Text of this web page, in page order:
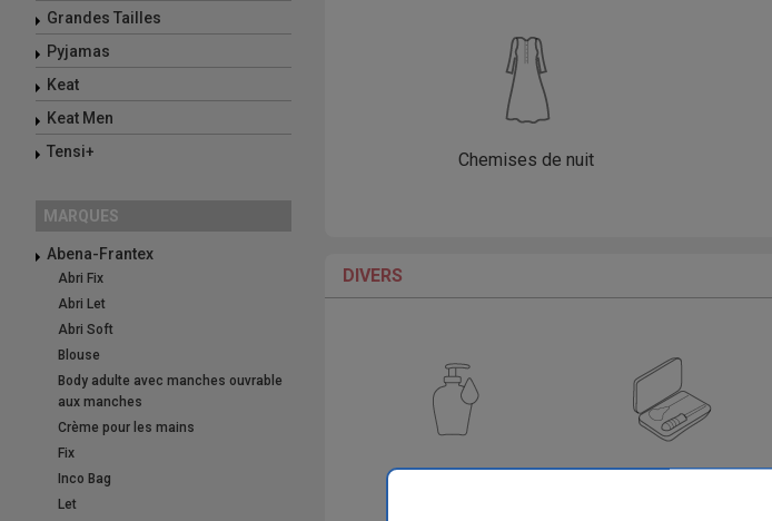
Grandes Tailles
Pyjamas
Keat
Keat Men
Tensi+
MARQUES
Abena-Frantex
Abri Fix
Abri Let
Abri Soft
Blouse
Body adulte avec manches ouvrable
aux manches
Crème pour les mains
Fix
Inco Bag
Let
Chemises de nuit
DIVERS
Hygiène et soin